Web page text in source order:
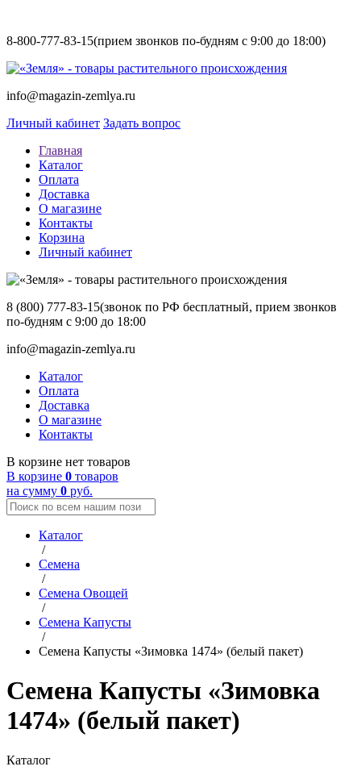
8-800-777-83-15(прием звонков по-будням с 9:00 до 18:00)
info@magazin-zemlya.ru
Личный кабинет Задать вопрос
Главная
Каталог
Оплата
Доставка
О магазине
Контакты
Корзина
Личный кабинет
8 (800) 777-83-15(звонок по РФ бесплатный, прием звонков
по-будням с 9:00 до 18:00
info@magazin-zemlya.ru
Каталог
Оплата
Доставка
О магазине
Контакты
В корзине нет товаров
В корзине 0 товаров
на сумму 0 руб.
Каталог
/
Семена
/
Семена Овощей
/
Семена Капусты
/
Семена Капусты «Зимовка 1474» (белый пакет)
Семена Капусты «Зимовка
1474» (белый пакет)
Каталог